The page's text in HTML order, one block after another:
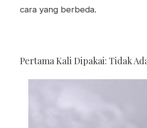
cara yang berbeda.
Pertama Kali Dipakai: Tidak